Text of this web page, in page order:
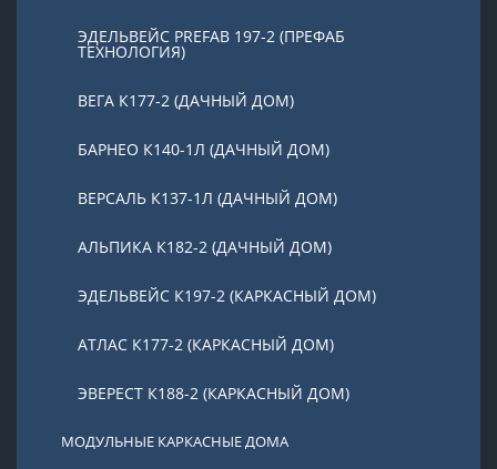
ЭДЕЛЬВЕЙС PREFAB 197-2 (ПРЕФАБ
ТЕХНОЛОГИЯ)
ВЕГА К177-2 (ДАЧНЫЙ ДОМ)
БАРНЕО К140-1Л (ДАЧНЫЙ ДОМ)
ВЕРСАЛЬ К137-1Л (ДАЧНЫЙ ДОМ)
АЛЬПИКА К182-2 (ДАЧНЫЙ ДОМ)
ЭДЕЛЬВЕЙС К197-2 (КАРКАСНЫЙ ДОМ)
АТЛАС К177-2 (КАРКАСНЫЙ ДОМ)
ЭВЕРЕСТ К188-2 (КАРКАСНЫЙ ДОМ)
МОДУЛЬНЫЕ КАРКАСНЫЕ ДОМА